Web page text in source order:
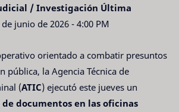
/ Investigación Última
de junio de 2026 - 4:00 PM
orientado a combatir presuntos
pública, la Agencia Técnica de
(ATIC) ejecutó este jueves un
documentos en las oficinas